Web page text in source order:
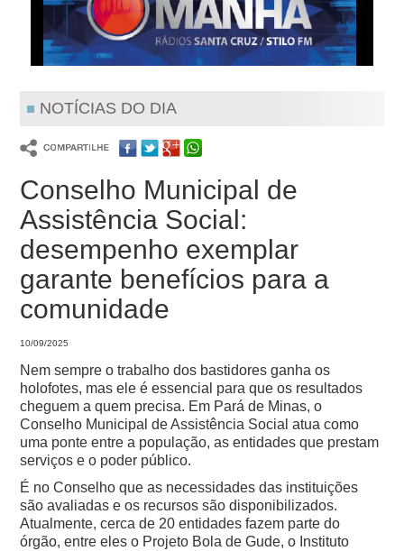
NOTÍCIAS DO DIA
Conselho Municipal de
Assistência Social:
desempenho exemplar
garante benefícios para a
comunidade
10/09/2025
Nem sempre o trabalho dos bastidores ganha os
holofotes, mas ele é essencial para que os resultados
cheguem a quem precisa. Em Pará de Minas, o
Conselho Municipal de Assistência Social atua como
uma ponte entre a população, as entidades que prestam
serviços e o poder público.
É no Conselho que as necessidades das instituições
são avaliadas e os recursos são disponibilizados.
Atualmente, cerca de 20 entidades fazem parte do
órgão, entre eles o Projeto Bola de Gude, o Instituto